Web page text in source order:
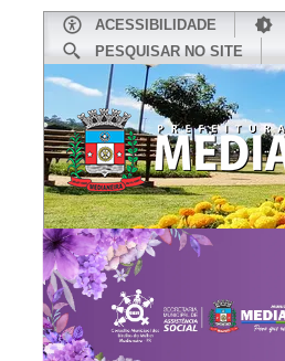
ACESSIBILIDADE
PESQUISAR NO SITE